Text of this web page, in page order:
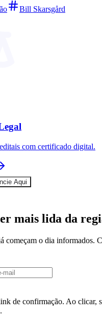
Bill Skarsgård
com certificado digital.
Aqui
mais lida da
começam o dia informados.
de confirmação. Ao clicar,